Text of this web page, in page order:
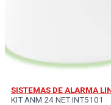
SISTEMAS DE ALARMA
KIT ANM 24 NET INT5101